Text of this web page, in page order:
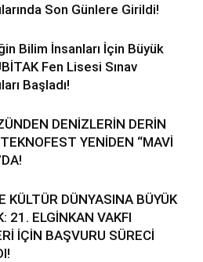
Son Günlere Girildi!
Bilim İnsanları İçin Büyük
Fen Lisesi Sınav
Başladı!
DENİZLERİN DERİN
YENİDEN “MAVİ
KÜLTÜR DÜNYASINA BÜYÜK
21. ELGİNKAN VAKFI
İÇİN BAŞVURU SÜRECİ